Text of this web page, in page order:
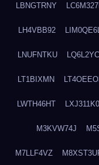
LBNGTRNY
LH4VBB92 LIM0QE6L
LNUFNTKU
LT1BIXMN
LWTH46HT LXJ311K0
M3KVW74J
M7LLF4VZ